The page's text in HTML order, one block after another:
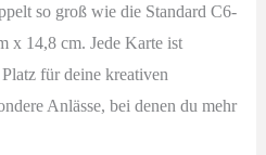
so groß wie die Standard C6-
x 14,8 cm. Jede Karte ist
für deine kreativen
Anlässe, bei denen du mehr